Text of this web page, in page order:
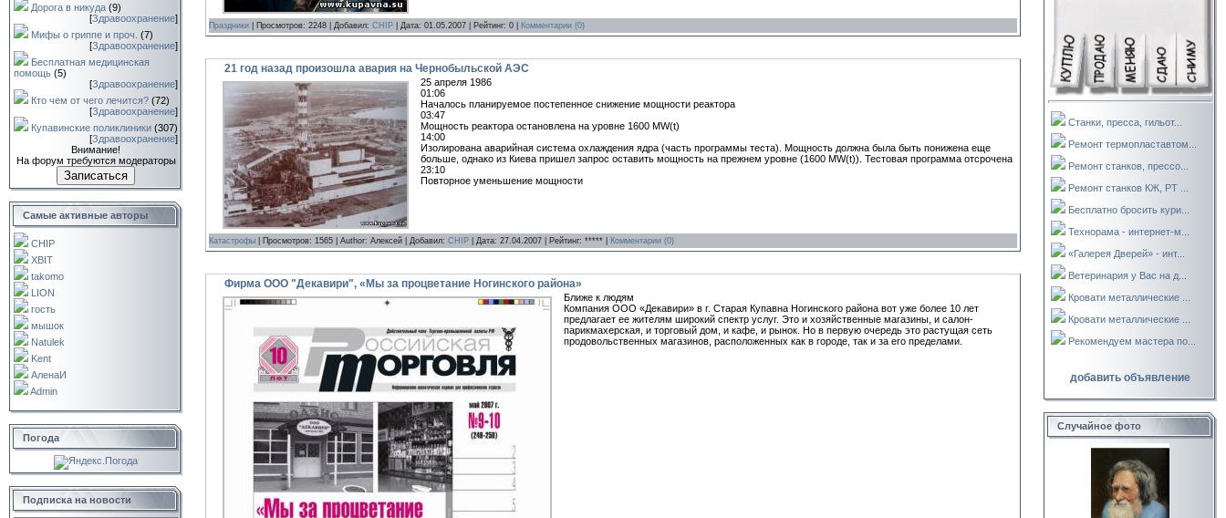
Дорога в никуда (9)
[Здравоохранение]
Мифы о гриппе и проч. (7)
[Здравоохранение]
Бесплатная медицинская
помощь (5)
[Здравоохранение]
Кто чем от чего лечится? (72)
[Здравоохранение]
Купавинские поликлиники (307)
[Здравоохранение]
Внимание!
На форум требуются модераторы
Записаться
Самые активные авторы
CHIP
XBIT
takomo
LION
гость
мышок
Natulek
Kent
АленаИ
Admin
Погода
Подписка на новости
Праздники | Просмотров: 2248 | Добавил: CHIP | Дата: 01.05.2007 | Рейтинг: 0 | Комментарии (0)
21 год назад произошла авария на Чернобыльской АЭС
25 апреля 1986
01:06
Началось планируемое постепенное снижение мощности реактора
03:47
Мощность реактора остановлена на уровне 1600 MW(t)
14:00
Изолирована аварийная система охлаждения ядра (часть программы теста). Мощность должна была быть понижена еще
больше, однако из Киева пришел запрос оставить мощность на прежнем уровне (1600 MW(t)). Тестовая программа отсрочена
23:10
Повторное уменьшение мощности
Катастрофы | Просмотров: 1565 | Author: Алексей | Добавил: CHIP | Дата: 27.04.2007 | Рейтинг: ***** | Комментарии (0)
Фирма ООО "Декавири", «Мы за процветание Ногинского района»
Ближе к людям
Компания ООО «Декавири» в г. Старая Купавна Ногинского района вот уже более 10 лет
предлагает ее жителям широкий спектр услуг. Это и хозяйственные магазины, и салон-
парикмахерская, и торговый дом, и кафе, и рынок. Но в первую очередь это растущая сеть
продовольственных магазинов, расположенных как в городе, так и за его пределами.
Станки, пресса, гильот...
Ремонт термопластавтом...
Ремонт станков, прессо...
Ремонт станков КЖ, РТ ...
Бесплатно бросить кури...
Технорама - интернет-м...
«Галерея Дверей» - инт...
Ветеринария у Вас на д...
Кровати металлические ...
Кровати металлические ...
Рекомендуем мастера по...
добавить объявление
Случайное фото